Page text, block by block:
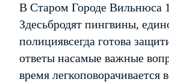
В Старом Городе Вильнюса
Здесьбродят пингвины,
полициявсегда готова
ответы насамые важные
время легкоповорачивается